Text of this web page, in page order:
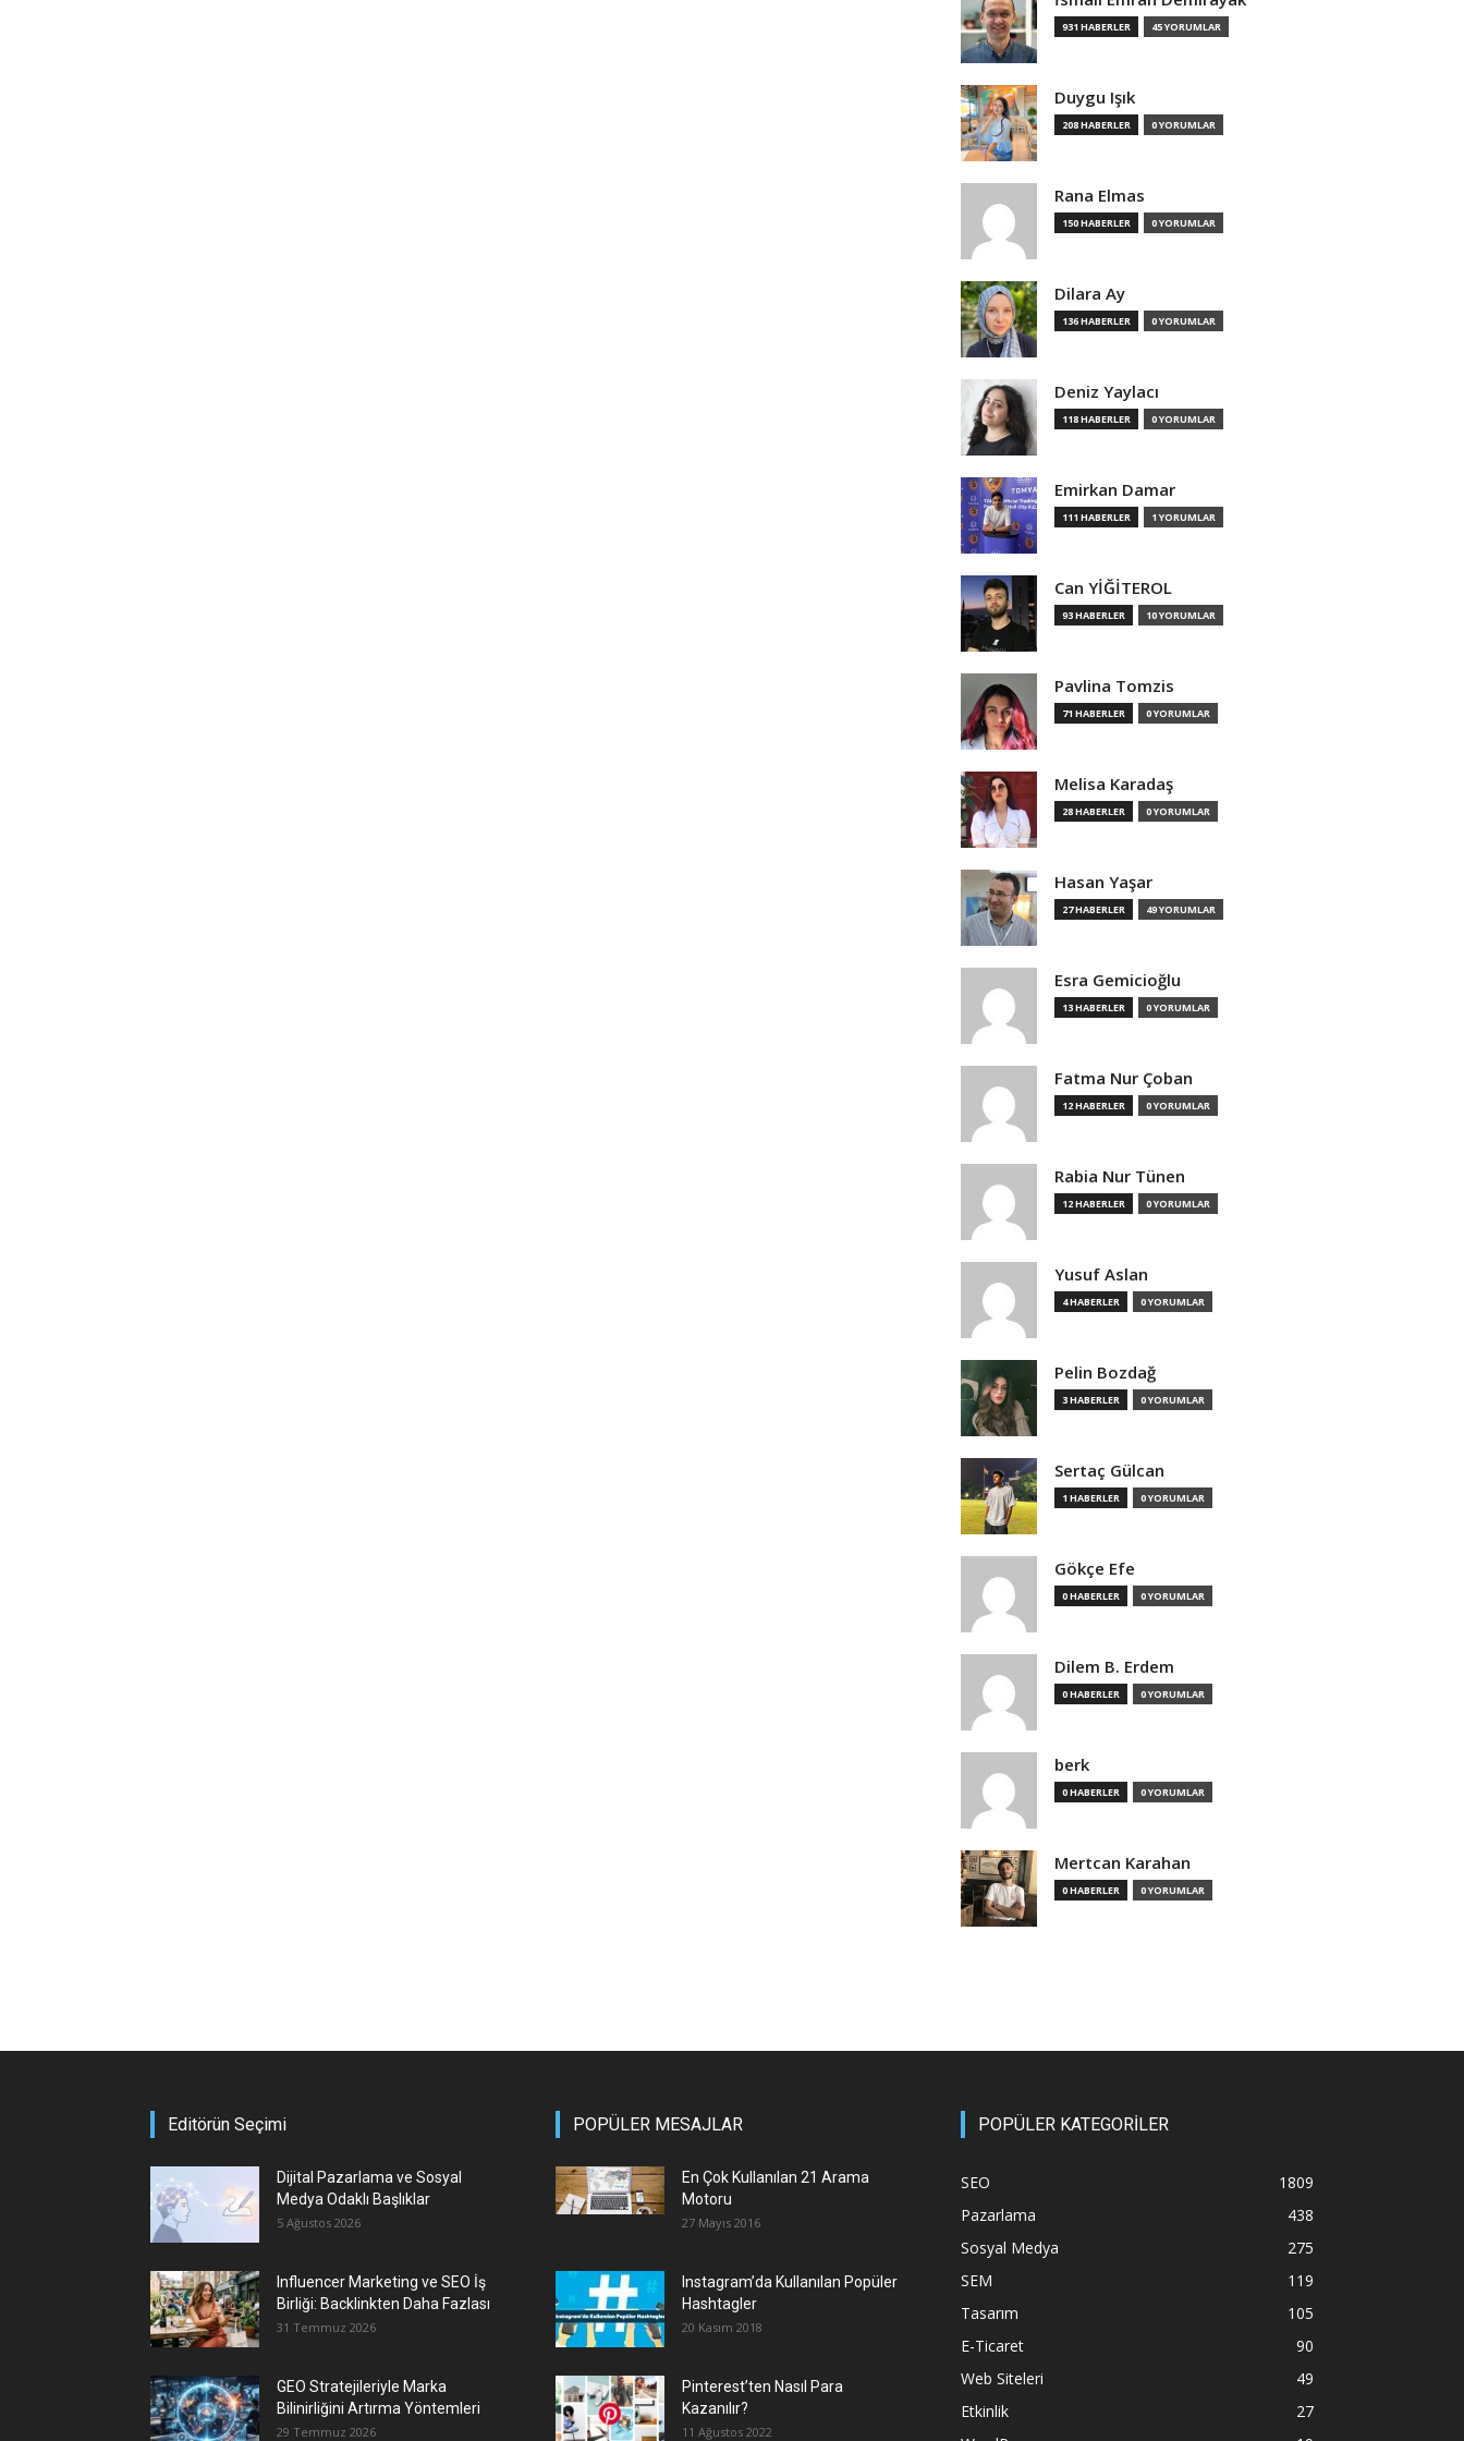
931 HABERLER 45 YORUMLAR
Duygu Işık
208 HABERLER 0 YORUMLAR
Rana Elmas
150 HABERLER 0 YORUMLAR
Dilara Ay
136 HABERLER 0 YORUMLAR
Deniz Yaylacı
118 HABERLER 0 YORUMLAR
Emirkan Damar
111 HABERLER 1 YORUMLAR
Can YİĞİTEROL
93 HABERLER 10 YORUMLAR
Pavlina Tomzis
71 HABERLER 0 YORUMLAR
Melisa Karadaş
28 HABERLER 0 YORUMLAR
Hasan Yaşar
27 HABERLER 49 YORUMLAR
Esra Gemicioğlu
13 HABERLER 0 YORUMLAR
Fatma Nur Çoban
12 HABERLER 0 YORUMLAR
Rabia Nur Tünen
12 HABERLER 0 YORUMLAR
Yusuf Aslan
4 HABERLER 0 YORUMLAR
Pelin Bozdağ
3 HABERLER 0 YORUMLAR
Sertaç Gülcan
1 HABERLER 0 YORUMLAR
Gökçe Efe
0 HABERLER 0 YORUMLAR
Dilem B. Erdem
0 HABERLER 0 YORUMLAR
berk
0 HABERLER 0 YORUMLAR
Mertcan Karahan
0 HABERLER 0 YORUMLAR
Editörün Seçimi
Dijital Pazarlama ve Sosyal
Medya Odaklı Başlıklar
5 Ağustos 2026
Influencer Marketing ve SEO İş
Birliği: Backlinkten Daha Fazlası
31 Temmuz 2026
GEO Stratejileriyle Marka
Bilinirliğini Artırma Yöntemleri
29 Temmuz 2026
POPÜLER MESAJLAR
En Çok Kullanılan 21 Arama
Motoru
27 Mayıs 2016
Instagram’da Kullanılan Popüler
Hashtagler
20 Kasım 2018
Pinterest’ten Nasıl Para
Kazanılır?
11 Ağustos 2022
POPÜLER KATEGORİLER
SEO
1809
Pazarlama
438
Sosyal Medya
275
SEM
119
Tasarım
105
E-Ticaret
90
Web Siteleri
49
Etkinlik
27